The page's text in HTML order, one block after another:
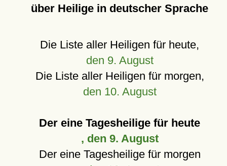
über Heilige in deutscher Sprache
Die Liste aller Heiligen für heute,
den 9. August
Die Liste aller Heiligen für morgen,
den 10. August
Der eine Tagesheilige für heute
, den 9. August
Der eine Tagesheilige für morgen